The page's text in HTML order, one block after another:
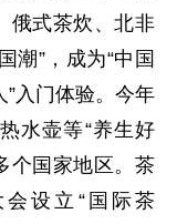
俄式茶炊、北非
潮”，成为“中国
”入门体验。今年
水壶等“养生好
个国家地区。茶
设立“国际茶